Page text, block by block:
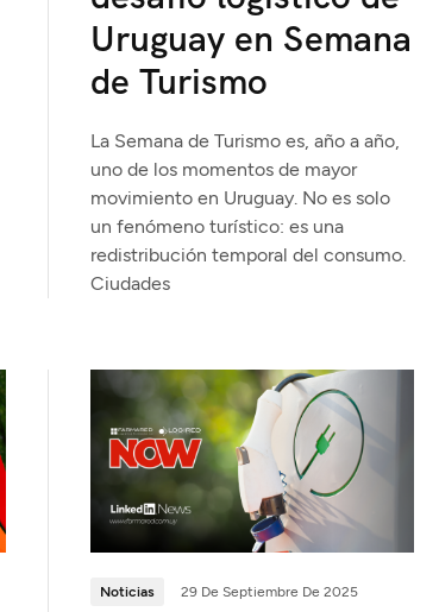
Uruguay en Semana
de Turismo
La Semana de Turismo es, año a año,
uno de los momentos de mayor
movimiento en Uruguay. No es solo
un fenómeno turístico: es una
redistribución temporal del consumo.
Ciudades
Noticias 29 De Septiembre De 2025